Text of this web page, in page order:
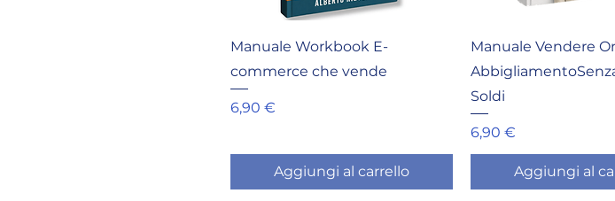
Manuale Workbook E-
commerce che vende
Prezzo
6,90 €
Aggiungi al carrello
Manuale Vendere
Soldi
Prezzo
6,90 €
Aggiungi al